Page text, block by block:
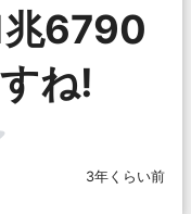
兆6790
ね!
3年くらい前